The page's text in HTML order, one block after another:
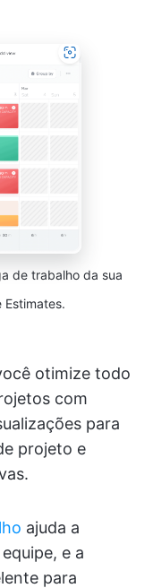
de trabalho da sua
otimize todo
com
para
projeto e
ajuda a
e a
para